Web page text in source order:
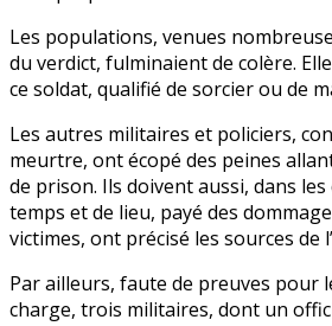
Les populations, venues
du verdict, fulminaient de colère.
ce soldat, qualifié de sorcier ou de
Les autres militaires et policiers,
meurtre, ont écopé des peines
de prison. Ils doivent aussi, dans
temps et de lieu, payé des
victimes, ont précisé les sources de
Par ailleurs, faute de preuves pour
charge, trois militaires, dont un